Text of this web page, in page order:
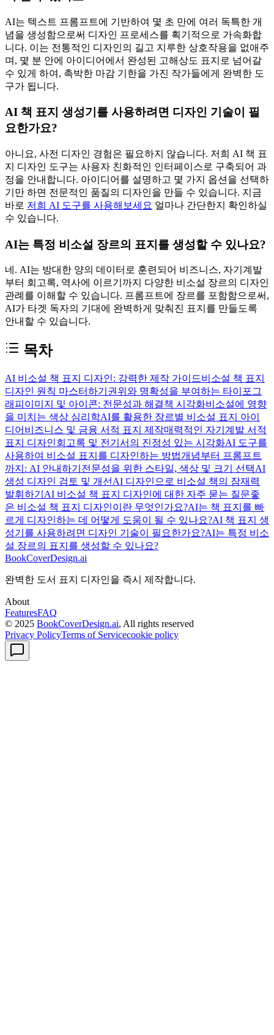
AI는 텍스트 프롬프트에 기반하여 몇 초 만에 여러 독특한 개
념을 생성함으로써 디자인 프로세스를 획기적으로 가속화합
니다. 이는 전통적인 디자인의 길고 지루한 상호작용을 없애주
며, 몇 분 안에 아이디어에서 완성된 고해상도 표지로 넘어갈
수 있게 하여, 촉박한 마감 기한을 가진 작가들에게 완벽한 도
구가 됩니다.
AI 책 표지 생성기를 사용하려면 디자인 기술이 필
요한가요?
아니요, 사전 디자인 경험은 필요하지 않습니다. 저희 AI 책 표
지 디자인 도구는 사용자 친화적인 인터페이스로 구축되어 과
정을 안내합니다. 아이디어를 설명하고 몇 가지 옵션을 선택하
기만 하면 전문적인 품질의 디자인을 만들 수 있습니다. 지금
바로 저희 AI 도구를 사용해보세요 얼마나 간단한지 확인하실
수 있습니다.
AI는 특정 비소설 장르의 표지를 생성할 수 있나요?
네. AI는 방대한 양의 데이터로 훈련되어 비즈니스, 자기계발
부터 회고록, 역사에 이르기까지 다양한 비소설 장르의 디자인
관례를 이해할 수 있습니다. 프롬프트에 장르를 포함함으로써,
AI가 타겟 독자의 기대에 완벽하게 맞춰진 표지를 만들도록
안내할 수 있습니다.
목차
AI 비소설 책 표지 디자인: 강력한 제작 가이드비소설 책 표지
디자인 원칙 마스터하기 권위와 명확성을 부여하는 타이포그
래피 이미지 및 아이콘: 전문성과 해결책 시각화비소설에 영향
을 미치는 색상 심리학AI를 활용한 장르별 비소설 표지 아이
디어 비즈니스 및 금융 서적 표지 제작매력적인 자기계발 서적
표지 디자인회고록 및 전기서의 진정성 있는 시각화AI 도구를
사용하여 비소설 표지를 디자인하는 방법개념부터 프롬프트
까지: AI 안내하기 전문성을 위한 스타일, 색상 및 크기 선택AI
생성 디자인 검토 및 개선 AI 디자인으로 비소설 책의 잠재력
발휘하기 AI 비소설 책 표지 디자인에 대한 자주 묻는 질문좋
은 비소설 책 표지 디자인이란 무엇인가요?AI는 책 표지를 빠
르게 디자인하는 데 어떻게 도움이 될 수 있나요?AI 책 표지 생
성기를 사용하려면 디자인 기술이 필요한가요?AI는 특정 비소
설 장르의 표지를 생성할 수 있나요?
BookCoverDesign.ai
완벽한 도서 표지 디자인을 즉시 제작합니다.
About
FeaturesFAQ
© 2025 BookCoverDesign.ai, All rights reserved
Privacy PolicyTerms of Servicecookie policy